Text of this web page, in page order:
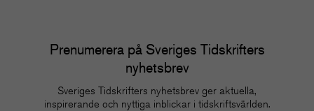
Prenumerera på Sveriges Tidskrifters
nyhetsbrev
Sveriges Tidskrifters nyhetsbrev ger aktuella,
inspirerande och nyttiga inblickar i tidskriftsvärlden.